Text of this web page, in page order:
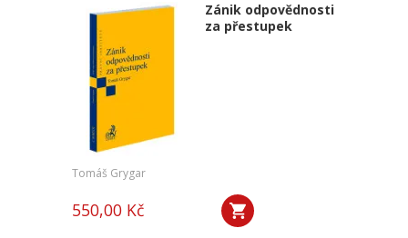
Zánik odpovědnosti
za přestupek
Tomáš Grygar
550,00 Kč